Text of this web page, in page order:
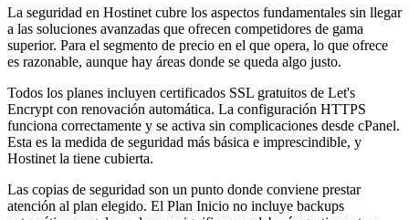
La seguridad en Hostinet cubre los aspectos fundamentales sin llegar
a las soluciones avanzadas que ofrecen competidores de gama
superior. Para el segmento de precio en el que opera, lo que ofrece
es razonable, aunque hay áreas donde se queda algo justo.
Todos los planes incluyen certificados SSL gratuitos de Let's
Encrypt con renovación automática. La configuración HTTPS
funciona correctamente y se activa sin complicaciones desde cPanel.
Esta es la medida de seguridad más básica e imprescindible, y
Hostinet la tiene cubierta.
Las copias de seguridad son un punto donde conviene prestar
atención al plan elegido. El Plan Inicio no incluye backups